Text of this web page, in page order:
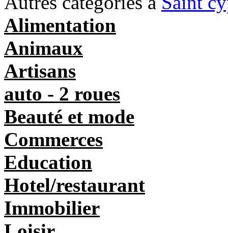
Alimentation
Animaux
Artisans
auto - 2 roues
Beauté et mode
Commerces
Education
Hotel/restaurant
Immobilier